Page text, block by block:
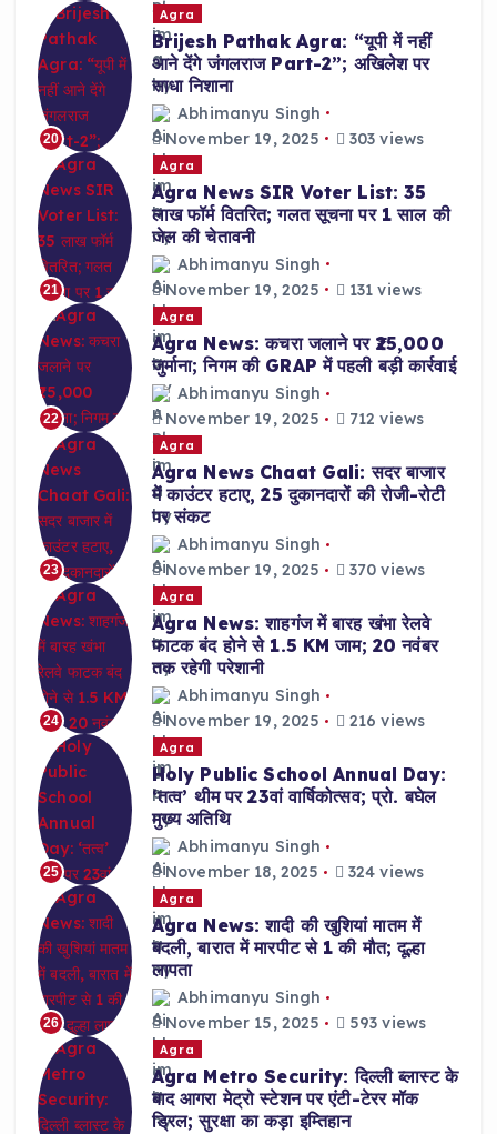
20
Agra
Brijesh Pathak Agra: “यूपी में नहीं
आने देंगे जंगलराज Part-2”; अखिलेश पर
साधा निशाना
Abhimanyu Singh
November 19, 2025
303 views
21
Agra
Agra News SIR Voter List: 35
लाख फॉर्म वितरित; गलत सूचना पर 1 साल की
जेल की चेतावनी
Abhimanyu Singh
November 19, 2025
131 views
22
Agra
Agra News: कचरा जलाने पर ₹25,000
जुर्माना; निगम की GRAP में पहली बड़ी कार्रवाई
Abhimanyu Singh
November 19, 2025
712 views
23
Agra
Agra News Chaat Gali: सदर बाजार
में काउंटर हटाए, 25 दुकानदारों की रोजी-रोटी
पर संकट
Abhimanyu Singh
November 19, 2025
370 views
24
Agra
Agra News: शाहगंज में बारह खंभा रेलवे
फाटक बंद होने से 1.5 KM जाम; 20 नवंबर
तक रहेगी परेशानी
Abhimanyu Singh
November 19, 2025
216 views
25
Agra
Holy Public School Annual Day:
‘तत्व’ थीम पर 23वां वार्षिकोत्सव; प्रो. बघेल
मुख्य अतिथि
Abhimanyu Singh
November 18, 2025
324 views
26
Agra
Agra News: शादी की खुशियां मातम में
बदली, बारात में मारपीट से 1 की मौत; दूल्हा
लापता
Abhimanyu Singh
November 15, 2025
593 views
Agra
Agra Metro Security: दिल्ली ब्लास्ट के
बाद आगरा मेट्रो स्टेशन पर एंटी-टेरर मॉक
ड्रिल; सुरक्षा का कड़ा इम्तिहान